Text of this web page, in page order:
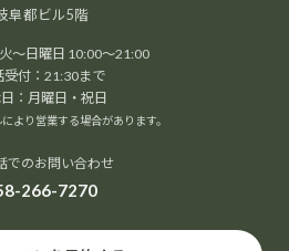
阜都ビル5階
～日曜日 10:00～21:00
受付：21:30まで
：月曜日・祝日
より営業する場合があります。
でのお問い合わせ
266-7270